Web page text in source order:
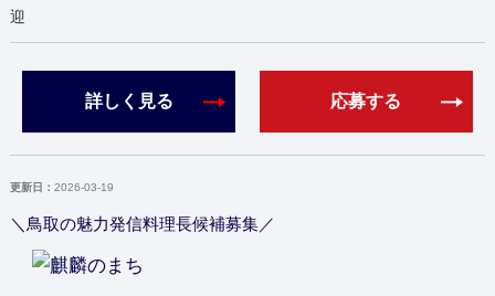
迎
詳しく見る 応募する
更新日： 2026-03-19
＼鳥取の魅力発信料理長候補募集／